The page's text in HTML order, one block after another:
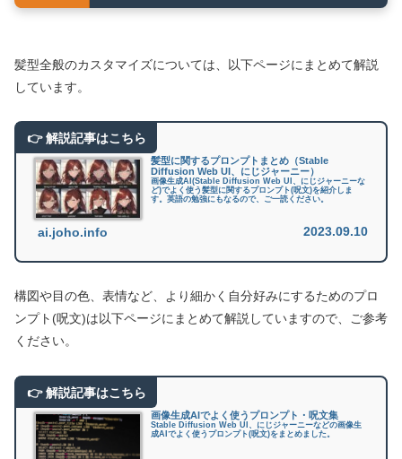
髪型全般のカスタマイズについては、以下ページにまとめて解説
しています。
髪型に関するプロンプトまとめ（Stable
Diffusion Web UI、にじジャーニー）
画像生成AI(Stable Diffusion Web UI、にじジャーニーな
ど)でよく使う髪型に関するプロンプト(呪文)を紹介しま
す。英語の勉強にもなるので、ご一読ください。
ai.joho.info 2023.09.10
構図や目の色、表情など、より細かく自分好みにするためのプロ
ンプト(呪文)は以下ページにまとめて解説していますので、ご参考
ください。
画像生成AIでよく使うプロンプト・呪文集
Stable Diffusion Web UI、にじジャーニーなどの画像生
成AIでよく使うプロンプト(呪文)をまとめました。